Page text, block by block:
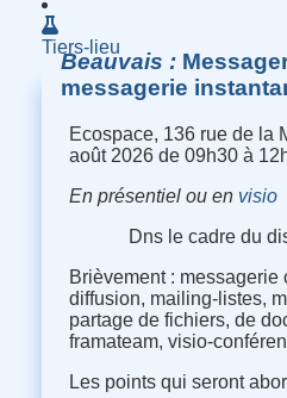
Tiers-lieu
Beauvais
messagerie
Ecospace, 136 rue de la
août 2026 de 09h30 à
En présentiel ou en visio
Dns le cadre du
Brièvement :
diffusion, mailing-listes,
partage de fichiers, de
framateam, visio-
Les points qui seront